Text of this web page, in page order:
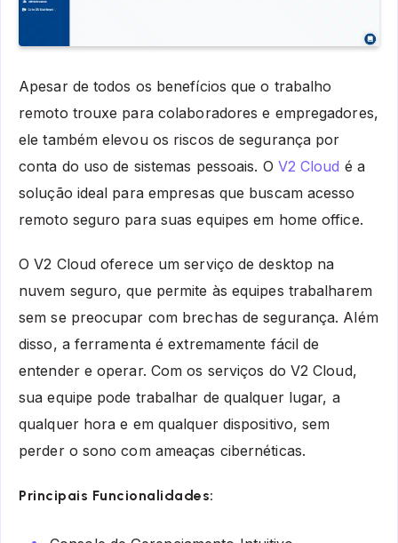
Apesar de todos os benefícios que o trabalho
remoto trouxe para colaboradores e empregadores,
ele também elevou os riscos de segurança por
conta do uso de sistemas pessoais. O V2 Cloud é a
solução ideal para empresas que buscam acesso
remoto seguro para suas equipes em home office.
O V2 Cloud oferece um serviço de desktop na
nuvem seguro, que permite às equipes trabalharem
sem se preocupar com brechas de segurança. Além
disso, a ferramenta é extremamente fácil de
entender e operar. Com os serviços do V2 Cloud,
sua equipe pode trabalhar de qualquer lugar, a
qualquer hora e em qualquer dispositivo, sem
perder o sono com ameaças cibernéticas.
Principais Funcionalidades: